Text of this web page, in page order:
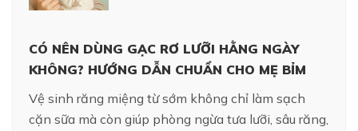
CÓ NÊN DÙNG GẠC RƠ LƯỠI HẰNG NGÀY
KHÔNG? HƯỚNG DẪN CHUẨN CHO MẸ BỈM
Vệ sinh răng miệng từ sớm không chỉ làm sạch
cặn sữa mà còn giúp phòng ngừa tưa lưỡi, sâu răng,